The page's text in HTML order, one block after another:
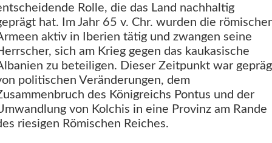
Rolle, die das Land nachhaltig
hat. Im Jahr 65 v. Chr. wurden die
aktiv in Iberien tätig und zwangen seine
sich am Krieg gegen das kaukasische
zu beteiligen. Dieser Zeitpunkt war
politischen Veränderungen, dem
des Königreichs Pontus und der
von Kolchis in eine Provinz am Rande
riesigen Römischen Reiches.